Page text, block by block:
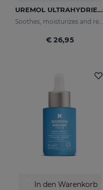
UREMOL ULTRAHYDRIERENDE GESICHTSCREME 50 ML
Soothes, moisturizes and repairs dry skins
€ 26,95
In den Warenkorb